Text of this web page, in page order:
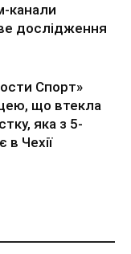
канали
дослідження
Спорт»
що втекла
яка з 5-
в Чехії